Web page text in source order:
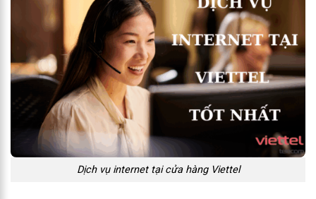
Dịch vụ internet tại cửa hàng Viettel